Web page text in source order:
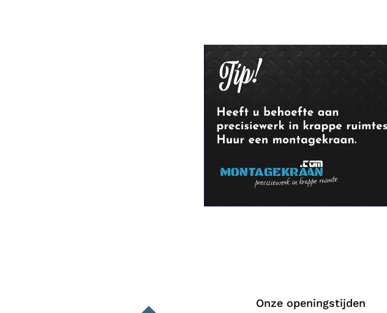
Onze openingstijden